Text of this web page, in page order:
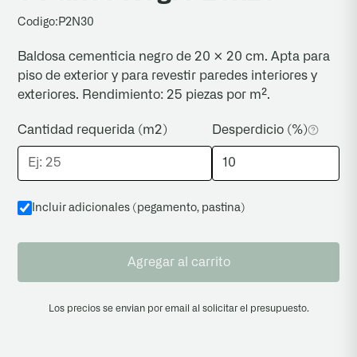
del producto. Inspeccionar todas las piezas
no se reemplazan.
Codigo: P2N30
Baldosa cementicia negro de 20 × 20 cm. Apta para
piso de exterior y para revestir paredes interiores y
exteriores. Rendimiento: 25 piezas por m².
Cantidad requerida (m2) Desperdicio (%)
Incluir adicionales (pegamento, pastina)
Agregar al carrito
Los precios se envian por email al solicitar el presupuesto.